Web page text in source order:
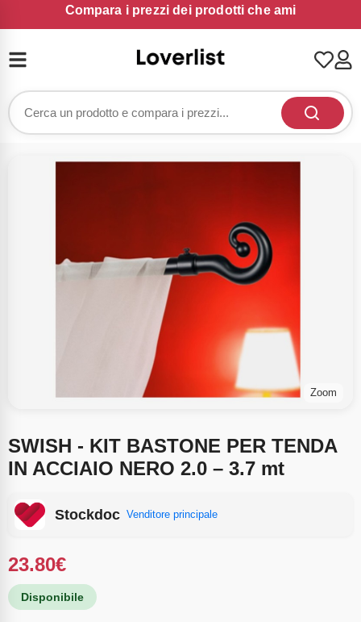
Compara i prezzi dei prodotti che ami
Zoom
SWISH - KIT BASTONE PER TENDA
IN ACCIAIO NERO 2.0 – 3.7 mt
Stockdoc Venditore principale
23.80€
Disponibile